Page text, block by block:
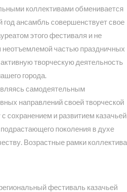
коллективами обменивается
ансамбль совершенствует свое
этого фестиваля и не
неотъемлемой частью праздничных
творческую деятельность
города.
самодеятельным
направлений своей творческой
сохранением и развитием казачьей
поколения в духе
Возрастные рамки коллектива
фестиваль казачьей